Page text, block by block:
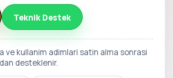
Teknik Destek
ve kullanim adimlari satin alma sonrasi
desteklenir.